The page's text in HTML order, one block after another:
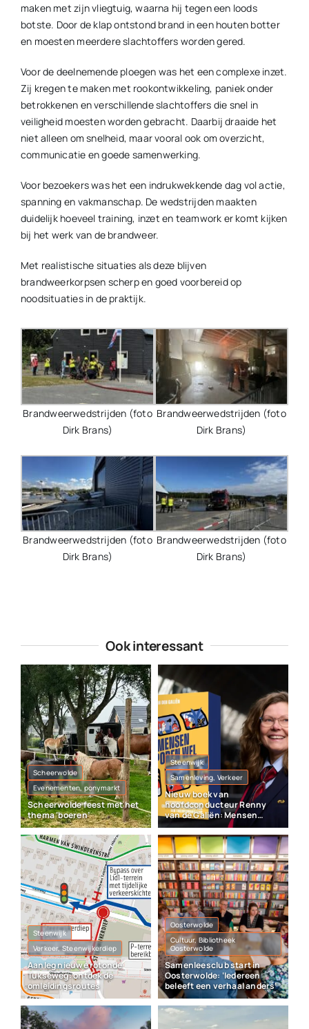
maken met zijn vliegtuig, waarna hij tegen een loods
botste. Door de klap ontstond brand in een houten botter
en moesten meerdere slachtoffers worden gered.
Voor de deelnemende ploegen was het een complexe inzet.
Zij kregen te maken met rookontwikkeling, paniek onder
betrokkenen en verschillende slachtoffers die snel in
veiligheid moesten worden gebracht. Daarbij draaide het
niet alleen om snelheid, maar vooral ook om overzicht,
communicatie en goede samenwerking.
Voor bezoekers was het een indrukwekkende dag vol actie,
spanning en vakmanschap. De wedstrijden maakten
duidelijk hoeveel training, inzet en teamwork er komt kijken
bij het werk van de brandweer.
Met realistische situaties als deze blijven
brandweerkorpsen scherp en goed voorbereid op
noodsituaties in de praktijk.
Brandweerwedstrijden (foto
Dirk Brans)
Brandweerwedstrijden (foto
Dirk Brans)
Brandweerwedstrijden (foto
Dirk Brans)
Brandweerwedstrijden (foto
Dirk Brans)
Ook interessant
Scheerwolde
Evenementen, ponymarkt
Scheerwolde feest met het
thema ‘boeren’
Steenwijk
Samenleving, Verkeer
Nieuw boek van
hoofdconducteur Renny
van de Galiën: Mensen
sporen wel
Steenwijk
Verkeer, Steenwijkerdiep
Aanleg nieuwe rotonde
Tukseweg: ontdek de
omleidingsroutes
Oosterwolde
Cultuur, Bibliotheek
Oosterwolde
Samenleesclub start in
Oosterwolde: ‘Iedereen
beleeft een verhaal anders’